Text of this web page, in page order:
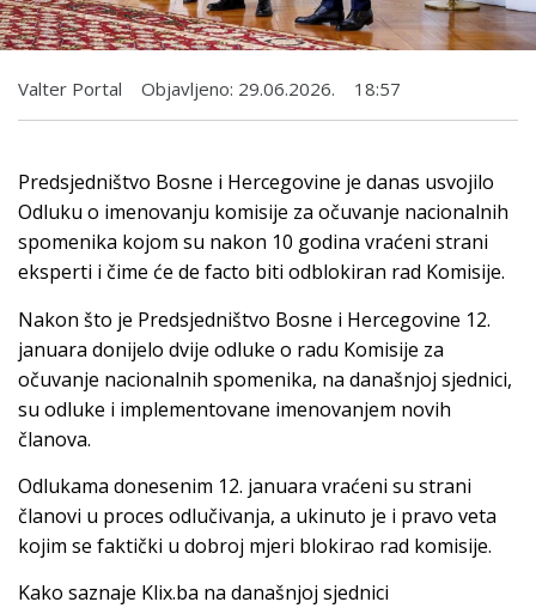
Valter Portal Objavljeno: 29.06.2026. 18:57
Predsjedništvo Bosne i Hercegovine je danas usvojilo
Odluku o imenovanju komisije za očuvanje nacionalnih
spomenika kojom su nakon 10 godina vraćeni strani
eksperti i čime će de facto biti odblokiran rad Komisije.
Nakon što je Predsjedništvo Bosne i Hercegovine 12.
januara donijelo dvije odluke o radu Komisije za
očuvanje nacionalnih spomenika, na današnjoj sjednici,
su odluke i implementovane imenovanjem novih
članova.
Odlukama donesenim 12. januara vraćeni su strani
članovi u proces odlučivanja, a ukinuto je i pravo veta
kojim se faktički u dobroj mjeri blokirao rad komisije.
Kako saznaje Klix.ba na današnjoj sjednici